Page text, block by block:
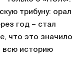
трибуну: орал
год – стал
что это значило
всю историю